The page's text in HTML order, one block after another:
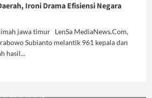
Ironi Drama Efisiensi Negara
jawa timur LenSa MediaNews.Com,
Subianto melantik 961 kepala dan
hasil...